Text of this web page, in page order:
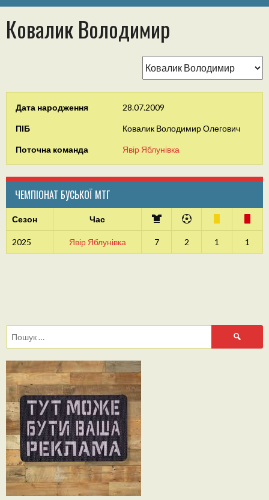
Ковалик Володимир
Дата народження 28.07.2009
ПІБ Ковалик Володимир Олегович
Поточна команда Явір Яблунівка
ЧЕМПІОНАТ БУСЬКОЇ МТГ
Сезон Час
2025 Явір Яблунівка 7 2 1 1
Пошук: